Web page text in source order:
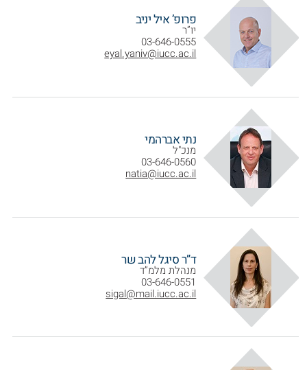
פרופ’ איל יניב
יו”ר
03-646-0555
eyal.yaniv@iucc.ac.il
נתי אברהמי
מנכ"ל
03-646-0560
natia@iucc.ac.il
ד”ר סיגל להב שר
מנהלת מלמ”ד
03-646-0551
sigal@mail.iucc.ac.il